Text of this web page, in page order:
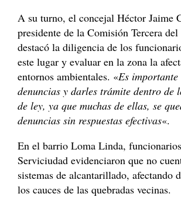
A su turno, el concejal Héctor Jaime
presidente de la Comisión Tercera
destacó la diligencia de los
este lugar y evaluar en la zona la
entornos ambientales. «Es
denuncias y darles trámite dentro de
de ley, ya que muchas de ellas, se
denuncias sin respuestas efectivas«.
En el barrio Loma Linda,
Serviciudad evidenciaron que no
sistemas de alcantarillado, afectando
los cauces de las quebradas vecinas.